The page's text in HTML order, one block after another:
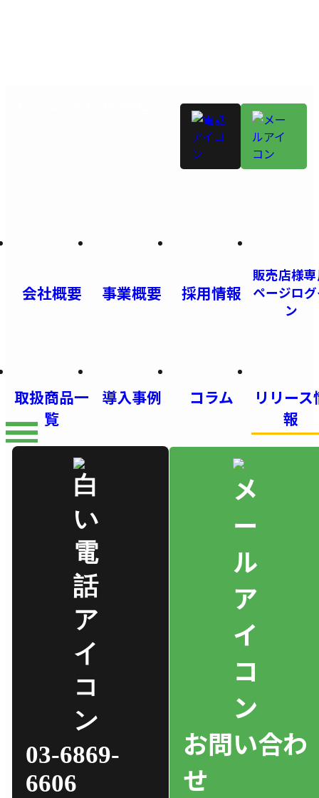
会社概要 事業概要 採用情報
販売店様
ページロ
ン
取扱商品一
覧
導入事例 コラム
リリース
報
03-6869-
6606
お問い合わ
せ